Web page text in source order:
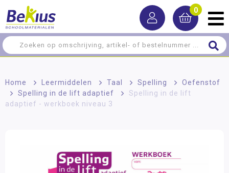
0
Home > Leermiddelen > Taal > Spelling >
Oefenstof
>
Spelling in de lift adaptief >
Spelling in de lift
adaptief - werkboek niveau 3